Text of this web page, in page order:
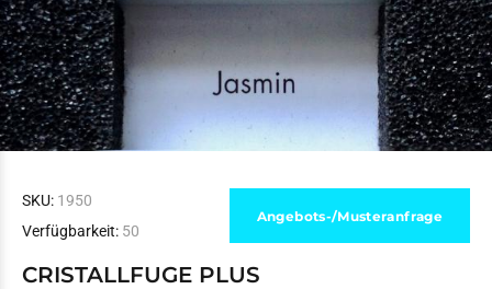
Angebots-/Musteranfrage
SKU: 1950
Verfügbarkeit: 50
CRISTALLFUGE PLUS